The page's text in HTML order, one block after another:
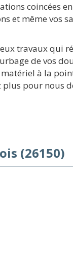
coincées
et même vos
travaux qui
de vos
à la
plus pour nous
(26150)